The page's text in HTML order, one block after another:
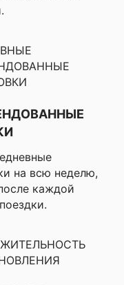
и
по GPS,
▸Профили
тренировки,
(содержит
повторы,
данных
экран
отдыха и
на всю неделю,
каждой